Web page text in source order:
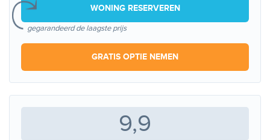
WONING RESERVEREN
gegarandeerd de laagste prijs
GRATIS OPTIE NEMEN
9,9